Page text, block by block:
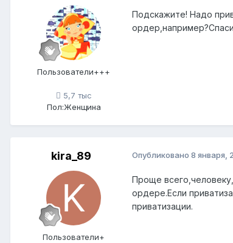
Пользователи+++
5,7 тыс
Пол:Женщина
Подскажите! Надо
kira_89
Пользователи+
Опубликовано 8 января,
Проще
ордере.Если
приватизации.